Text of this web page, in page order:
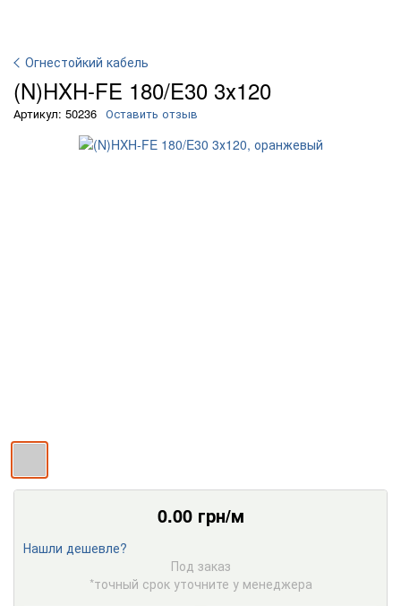
Огнестойкий кабель
(N)HXH-FE 180/E30 3х120
Артикул: 50236 Оставить отзыв
0.00грн/м
Нашли дешевле?
Под заказ
*точный срок уточните у менеджера